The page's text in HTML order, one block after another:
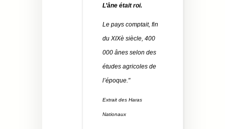
L’âne était roi.
Le pays comptait, fin
du XIXè siècle, 400
000 ânes selon des
études agricoles de
l’époque."
Extrait des Haras
Nationaux